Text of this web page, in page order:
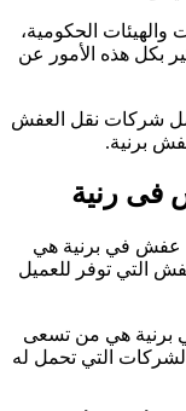
الحكومية،
بكل هذه الأمور عن
شركات نقل العفش
برنية.
رنية
عفش في برنية هي
التي توفر للعميل
برنية هي من تسعى
التي تحمل له